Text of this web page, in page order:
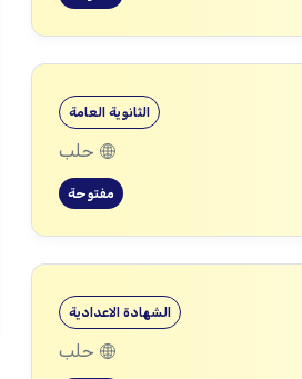
الثانوية العامة
حلب
مفتوحة
الشهادة الاعدادية
حلب